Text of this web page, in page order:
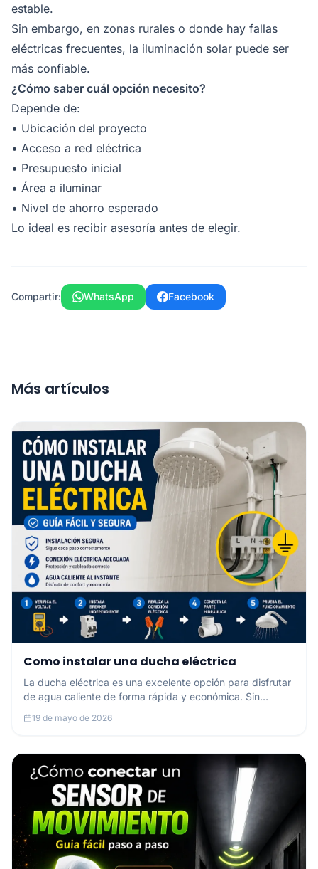
estable.
Sin embargo, en zonas rurales o donde hay fallas
eléctricas frecuentes, la iluminación solar puede ser
más confiable.
¿Cómo saber cuál opción necesito?
Depende de:
• Ubicación del proyecto
• Acceso a red eléctrica
• Presupuesto inicial
• Área a iluminar
• Nivel de ahorro esperado
Lo ideal es recibir asesoría antes de elegir.
Compartir: WhatsApp Facebook
Más artículos
Como instalar una ducha eléctrica
La ducha eléctrica es una excelente opción para disfrutar
de agua caliente de forma rápida y económica. Sin
eléctricas o riesgos de seguridad. En esta guía te
correctamente y qué materiales necesitas.
19 de mayo de 2026